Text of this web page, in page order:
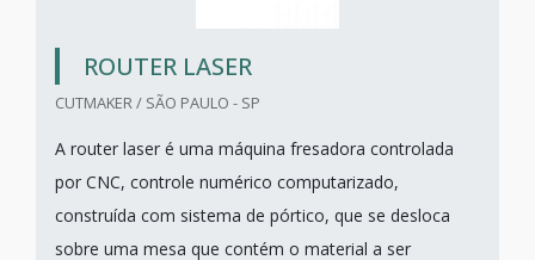
ROUTER LASER
CUTMAKER / SÃO PAULO - SP
A router laser é uma máquina fresadora controlada
por CNC, controle numérico computarizado,
construída com sistema de pórtico, que se desloca
sobre uma mesa que contém o material a ser